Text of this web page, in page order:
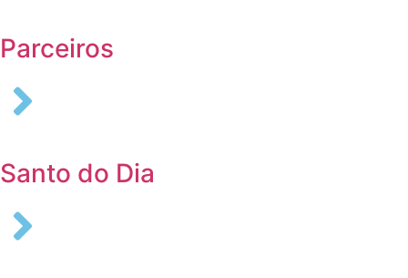
Parceiros
Santo do Dia